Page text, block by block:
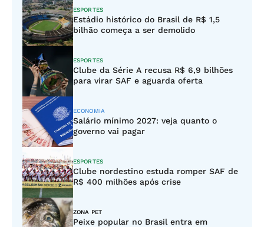
ESPORTES
Estádio histórico do Brasil de R$ 1,5
bilhão começa a ser demolido
ESPORTES
Clube da Série A recusa R$ 6,9 bilhões
para virar SAF e aguarda oferta
ECONOMIA
Salário mínimo 2027: veja quanto o
governo vai pagar
ESPORTES
Clube nordestino estuda romper SAF de
R$ 400 milhões após crise
ZONA PET
Peixe popular no Brasil entra em